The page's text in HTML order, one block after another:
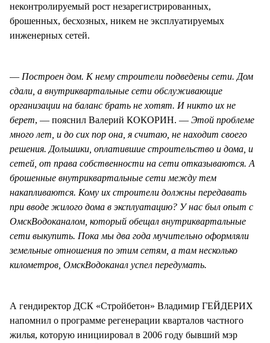
неконтролируемый рост незарегистрированных,
брошенных, бесхозных, никем не эксплуатируемых
инженерных сетей.
— Построен дом. К нему строители подведены сети. Дом
сдали, а внутриквартальные сети обслуживающие
организации на баланс брать не хотят. И никто их не
берет, — пояснил Валерий КОКОРИН. — Этой проблеме
много лет, и до сих пор она, я считаю, не находит своего
решения. Дольшики, оплатившие строительство и дома, и
сетей, от права собственности на сети отказываются. А
брошенные внутриквартальные сети между тем
накапливаются. Кому их строители должны передавать
при вводе жилого дома в эксплуатацию? У нас был опыт с
ОмскВодоканалом, который обещал внутриквартальные
сети выкупить. Пока мы два года мучительно оформляли
земельные отношения по этим сетям, а там несколько
километров, ОмскВодоканал успел передумать.
А гендиректор ДСК «Стройбетон» Владимир ГЕЙДЕРИХ
напомнил о программе регенерации кварталов частного
жилья, которую инициировал в 2006 году бывший мэр